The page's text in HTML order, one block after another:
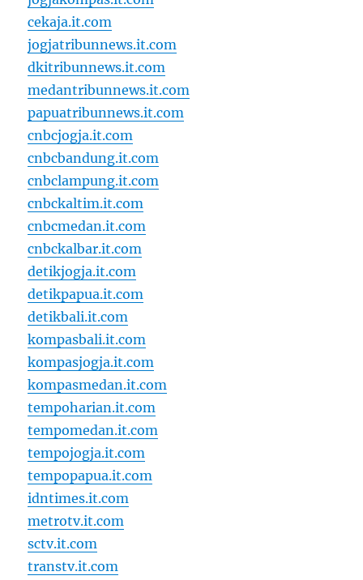
cekaja.it.com
jogjatribunnews.it.com
dkitribunnews.it.com
medantribunnews.it.com
papuatribunnews.it.com
cnbcjogja.it.com
cnbcbandung.it.com
cnbclampung.it.com
cnbckaltim.it.com
cnbcmedan.it.com
cnbckalbar.it.com
detikjogja.it.com
detikpapua.it.com
detikbali.it.com
kompasbali.it.com
kompasjogja.it.com
kompasmedan.it.com
tempoharian.it.com
tempomedan.it.com
tempojogja.it.com
tempopapua.it.com
idntimes.it.com
metrotv.it.com
sctv.it.com
transtv.it.com